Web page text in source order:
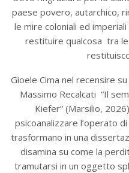
paese povero, autarchico,
le mire coloniali ed
restituire qualcosa tra
Gioele Cima nel recensire
Massimo Recalcati “Il
Kiefer” (Marsilio,
psicoanalizzare l’operato
trasformano in una
disamina su come la
tramutarsi in un oggetto